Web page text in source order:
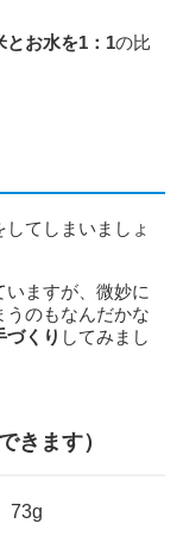
とお水を1：1の比
てしまいましょ
ますが、微妙に
のもなんだかな
づくり してみまし
きます）
73g